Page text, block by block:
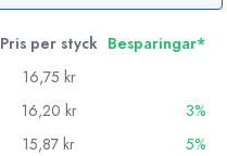
Pris per styck Besparingar*
16,75 kr
16,20 kr
3%
15,87 kr
5%